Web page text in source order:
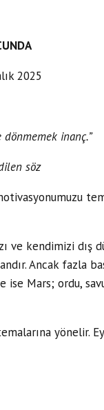
2025
dönmemek inanç.”
söz
ve kendimizi dış
Ancak fazla
Mars; ordu,
yönelir.